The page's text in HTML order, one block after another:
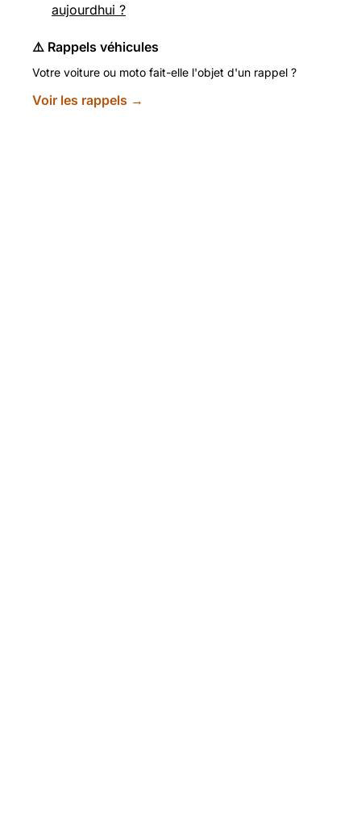
aujourdhui ?
⚠️ Rappels véhicules
Votre voiture ou moto fait-elle l'objet d'un rappel ?
Voir les rappels →